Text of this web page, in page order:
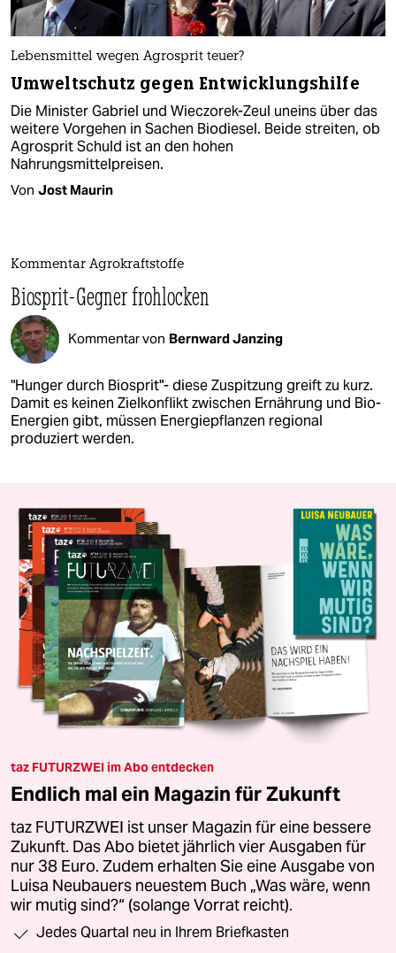
Lebensmittel wegen Agrosprit teuer?
Umweltschutz gegen Entwicklungshilfe
Die Minister Gabriel und Wieczorek-Zeul uneins über das
weitere Vorgehen in Sachen Biodiesel. Beide streiten, ob
Agrosprit Schuld ist an den hohen
Nahrungsmittelpreisen.
Von Jost Maurin
Kommentar Agrokraftstoffe
Biosprit-Gegner frohlocken
Kommentar von Bernward Janzing
"Hunger durch Biosprit"- diese Zuspitzung greift zu kurz.
Damit es keinen Zielkonflikt zwischen Ernährung und Bio-
Energien gibt, müssen Energiepflanzen regional
produziert werden.
taz FUTURZWEI im Abo entdecken
Endlich mal ein Magazin für Zukunft
taz FUTURZWEI ist unser Magazin für eine bessere
Zukunft. Das Abo bietet jährlich vier Ausgaben für
nur 38 Euro. Zudem erhalten Sie eine Ausgabe von
Luisa Neubauers neuestem Buch „Was wäre, wenn
wir mutig sind?“ (solange Vorrat reicht).
Jedes Quartal neu in Ihrem Briefkasten